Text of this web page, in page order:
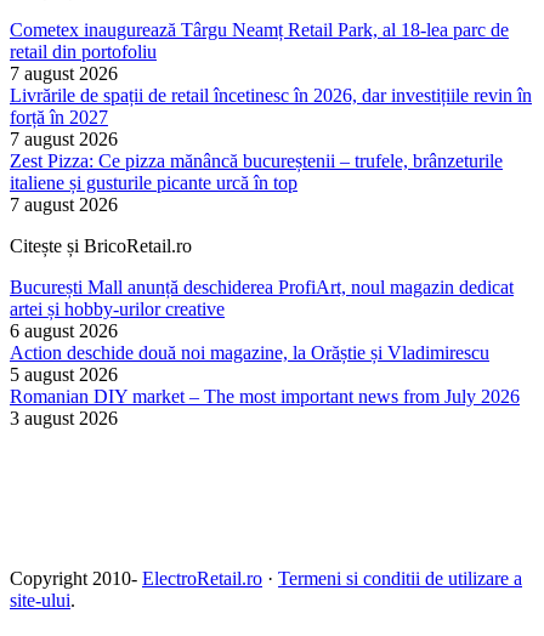
Cometex inaugurează Târgu Neamț Retail Park, al 18-lea parc de
retail din portofoliu
7 august 2026
Livrările de spații de retail încetinesc în 2026, dar investițiile revin în
forță în 2027
7 august 2026
Zest Pizza: Ce pizza mănâncă bucureștenii – trufele, brânzeturile
italiene și gusturile picante urcă în top
7 august 2026
Citește și BricoRetail.ro
București Mall anunță deschiderea ProfiArt, noul magazin dedicat
artei și hobby-urilor creative
6 august 2026
Action deschide două noi magazine, la Orăștie și Vladimirescu
5 august 2026
Romanian DIY market – The most important news from July 2026
3 august 2026
Copyright 2010- ElectroRetail.ro · Termeni si conditii de utilizare a
site-ului.